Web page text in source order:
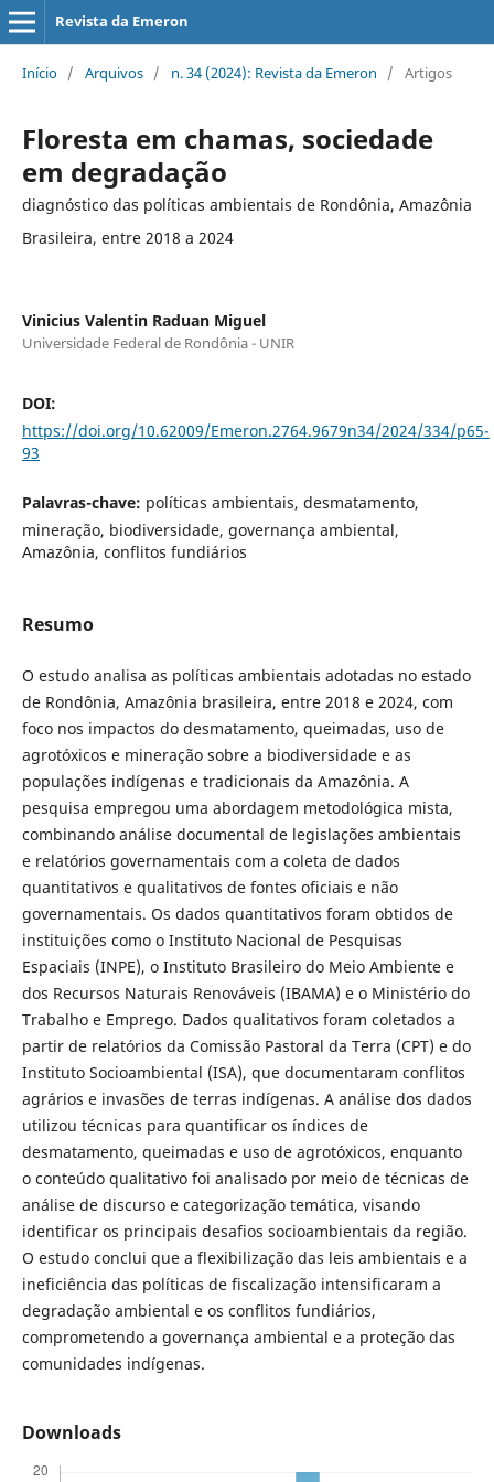
Revista da Emeron
Início / Arquivos / n. 34 (2024): Revista da Emeron / Artigos
Floresta em chamas, sociedade
em degradação
diagnóstico das políticas ambientais de Rondônia, Amazônia
Brasileira, entre 2018 a 2024
Vinicius Valentin Raduan Miguel
Universidade Federal de Rondônia - UNIR
DOI:
https://doi.org/10.62009/Emeron.2764.9679n34/2024/334/p65-
93
Palavras-chave: políticas ambientais, desmatamento,
mineração, biodiversidade, governança ambiental,
Amazônia, conflitos fundiários
Resumo
O estudo analisa as políticas ambientais adotadas no estado
de Rondônia, Amazônia brasileira, entre 2018 e 2024, com
foco nos impactos do desmatamento, queimadas, uso de
agrotóxicos e mineração sobre a biodiversidade e as
populações indígenas e tradicionais da Amazônia. A
pesquisa empregou uma abordagem metodológica mista,
combinando análise documental de legislações ambientais
e relatórios governamentais com a coleta de dados
quantitativos e qualitativos de fontes oficiais e não
governamentais. Os dados quantitativos foram obtidos de
instituições como o Instituto Nacional de Pesquisas
Espaciais (INPE), o Instituto Brasileiro do Meio Ambiente e
dos Recursos Naturais Renováveis (IBAMA) e o Ministério do
Trabalho e Emprego. Dados qualitativos foram coletados a
partir de relatórios da Comissão Pastoral da Terra (CPT) e do
Instituto Socioambiental (ISA), que documentaram conflitos
agrários e invasões de terras indígenas. A análise dos dados
utilizou técnicas para quantificar os índices de
desmatamento, queimadas e uso de agrotóxicos, enquanto
o conteúdo qualitativo foi analisado por meio de técnicas de
análise de discurso e categorização temática, visando
identificar os principais desafios socioambientais da região.
O estudo conclui que a flexibilização das leis ambientais e a
ineficiência das políticas de fiscalização intensificaram a
degradação ambiental e os conflitos fundiários,
comprometendo a governança ambiental e a proteção das
comunidades indígenas.
Downloads